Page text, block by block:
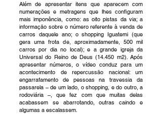
Além de apresentar itens que aparecem com
numerações e metragens que lhes configuram
mais imponência, como: as oito pistas da via; a
informação sobre o número referente à venda de
carros daquele ano; o shopping Iguatemi (que
gera uma frota de, aproximadamente, 500 mil
carros por dia no local); e a grande igreja da
Universal do Reino de Deus (14.450 m2). Após
apresentar números, o vídeo conduz para um
acontecimento de repercussão nacional: um
engarrafamento de pessoas na travessia da
passarela – de um lado, o shopping, e do outro, a
rodoviária –, que fez com que muitas delas
acabassem se abarrotando, outras caindo e
algumas a escalassem.